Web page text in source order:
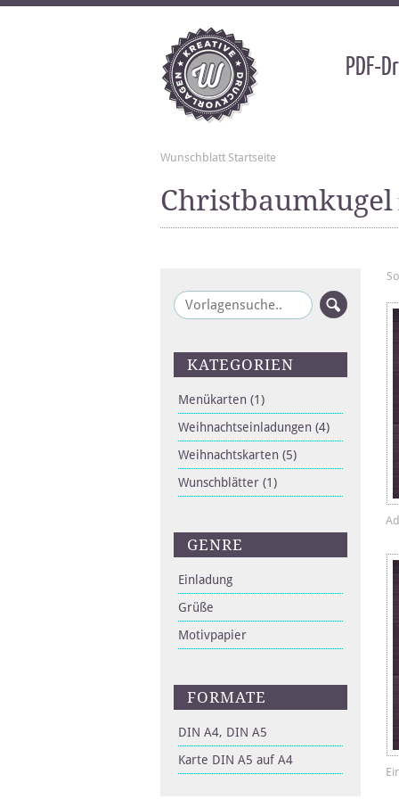
PDF-
Wunschblatt Startseite
Christbaumkugel
KATEGORIEN
Menükarten (1)
Weihnachtseinladungen (4)
Weihnachtskarten (5)
Wunschblätter (1)
GENRE
Einladung
Grüße
Motivpapier
FORMATE
DIN A4, DIN A5
Karte DIN A5 auf A4